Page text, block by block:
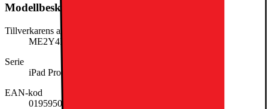
Modellbeskrivning
Tillverkarens artikelnummer
ME2Y4KN/A
Serie
iPad Pro
EAN-kod
0195950402698